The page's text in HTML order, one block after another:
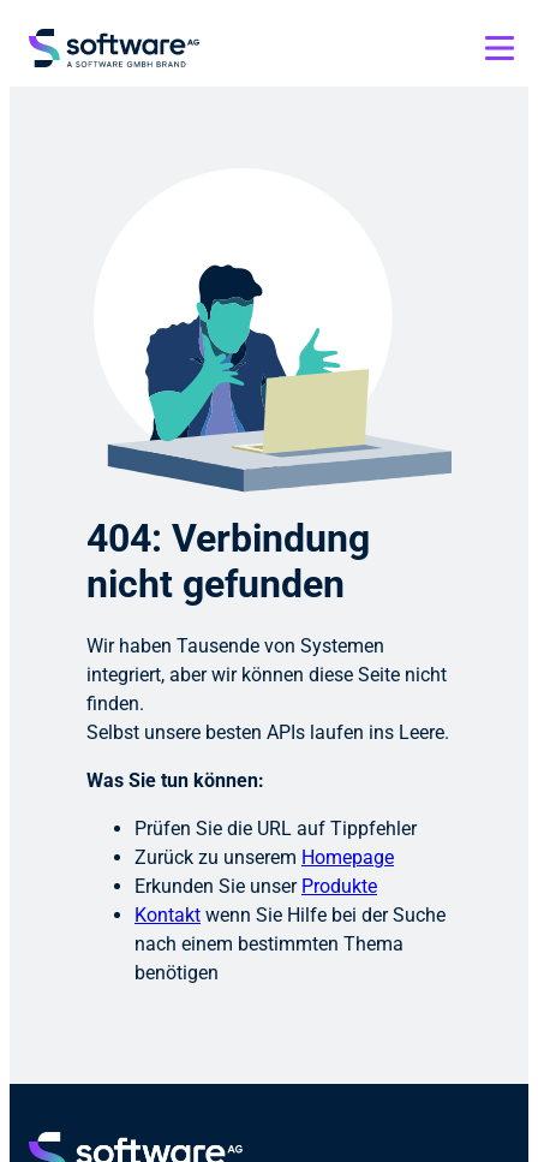
404: Verbindung
nicht gefunden
Wir haben Tausende von Systemen
integriert, aber wir können diese Seite nicht
finden.
Selbst unsere besten APIs laufen ins Leere.
Was Sie tun können:
Prüfen Sie die URL auf Tippfehler
Zurück zu unserem Homepage
Erkunden Sie unser Produkte
Kontakt wenn Sie Hilfe bei der Suche
nach einem bestimmten Thema
benötigen